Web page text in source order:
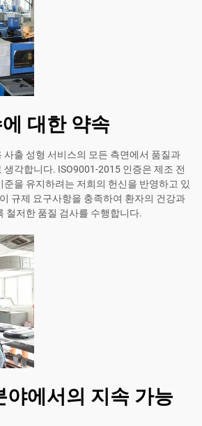
대한 약속
사출 성형 서비스의 모든 측면에서 품질과
생각합니다. ISO9001-2015 인증은 제조 전
을 유지하려는 저희의 헌신을 반영하고 있
규제 요구사항을 충족하여 환자의 건강과
철저한 품질 검사를 수행합니다.
야에서의 지속 가능